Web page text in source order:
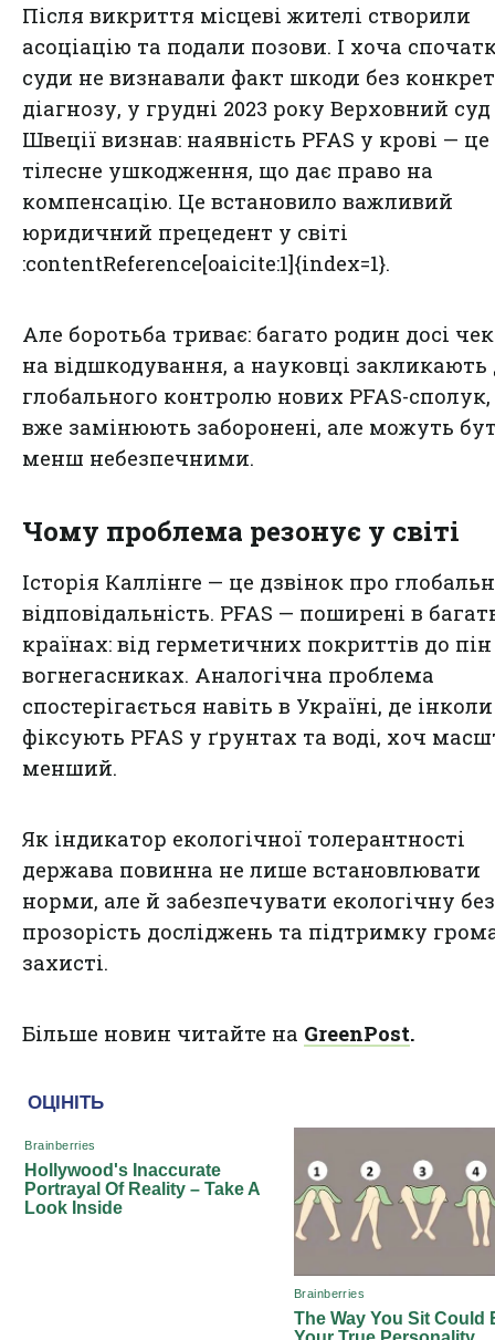
Після викриття місцеві жителі створили
асоціацію та подали позови. І хоча
суди не визнавали факт шкоди без
діагнозу, у грудні 2023 року Верховний суд
Швеції визнав: наявність PFAS у крові — це
тілесне ушкодження, що дає право на
компенсацію. Це встановило важливий
юридичний прецедент у світі
:contentReference[oaicite:1]{index=1}.
Але боротьба триває: багато родин досі
на відшкодування, а науковці закликають
глобального контролю нових PFAS-сполук,
вже замінюють заборонені, але можуть
менш небезпечними.
Чому проблема резонує у світі
Історія Каллінге — це дзвінок про
відповідальність. PFAS — поширені в
країнах: від герметичних покриттів до
вогнегасниках. Аналогічна проблема
спостерігається навіть в Україні, де інколи
фіксують PFAS у ґрунтах та воді, хоч
менший.
Як індикатор екологічної толерантності
держава повинна не лише встановлювати
норми, але й забезпечувати екологічну
прозорість досліджень та підтримку
захисті.
Більше новин читайте на GreenPost.